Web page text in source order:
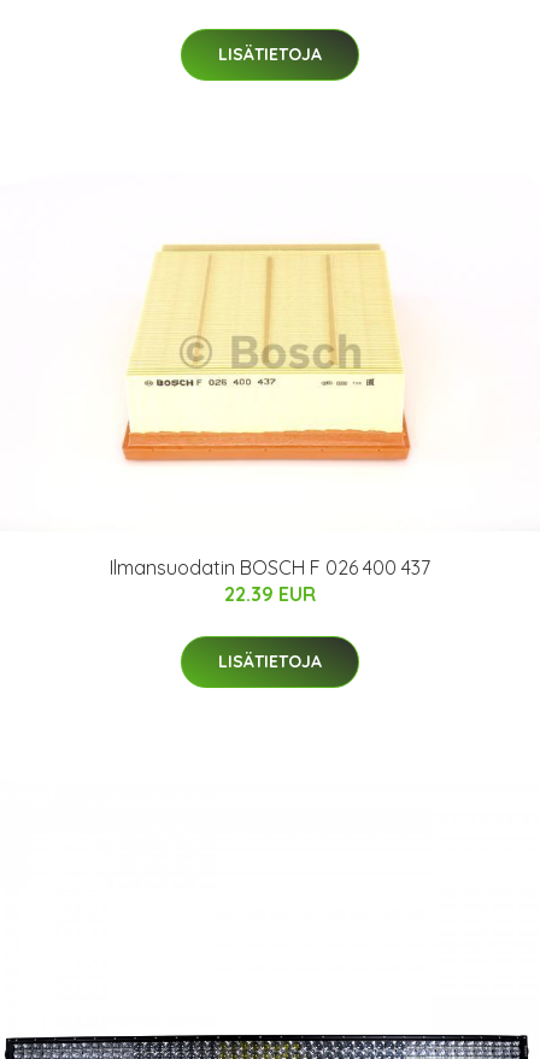
LISÄTIETOJA
Ilmansuodatin BOSCH F 026 400 437
22.39 EUR
LISÄTIETOJA